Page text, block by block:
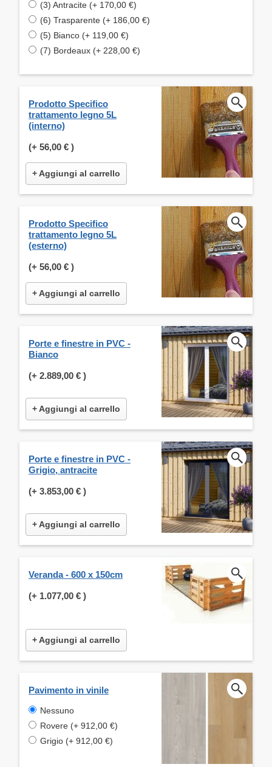
(3) Antracite (+ 170,00 €)
(6) Trasparente (+ 186,00 €)
(5) Bianco (+ 119,00 €)
(7) Bordeaux (+ 228,00 €)
Prodotto Specifico
trattamento legno 5L
(interno)
(+ 56,00 € )
+ Aggiungi al carrello
Prodotto Specifico
trattamento legno 5L
(esterno)
(+ 56,00 € )
+ Aggiungi al carrello
Porte e finestre in PVC -
Bianco
(+ 2.889,00 € )
+ Aggiungi al carrello
Porte e finestre in PVC -
Grigio, antracite
(+ 3.853,00 € )
+ Aggiungi al carrello
Veranda - 600 x 150cm
(+ 1.077,00 € )
+ Aggiungi al carrello
Pavimento in vinile
Nessuno
Rovere (+ 912,00 €)
Grigio (+ 912,00 €)